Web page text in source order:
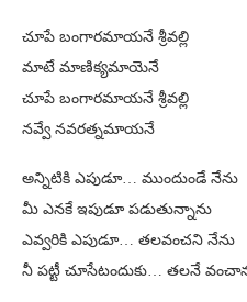
చూపే బంగారమాయనే శ్రీవల్లి
మాటే మాణిక్యమాయెనే
చూపే బంగారమాయనే శ్రీవల్లి
నవ్వే నవరత్నమాయనే
అన్నిటికి ఎపుడూ… ముందుండే నేను
మీ ఎనకే ఇపుడూ పడుతున్నాను
ఎవ్వరికి ఎపుడూ… తలవంచని నేను
నీ పట్టీ చూసేటందుకు… తలనే